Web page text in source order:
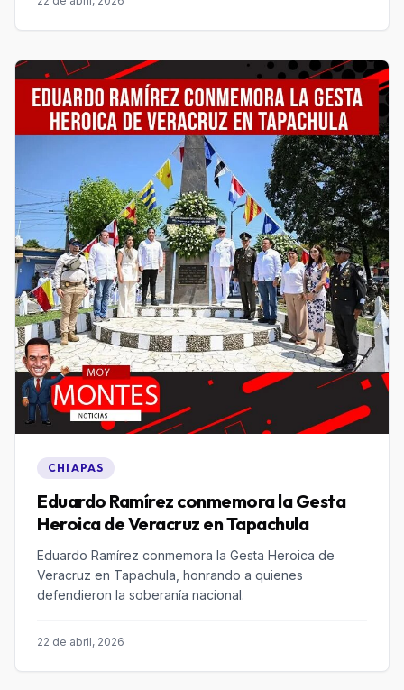
CHIAPAS
Eduardo Ramírez conmemora la Gesta
Eduardo Ramírez conmemora la Gesta Heroica de
Veracruz en Tapachula, honrando a quienes
defendieron la soberanía nacional.
22 de abril, 2026